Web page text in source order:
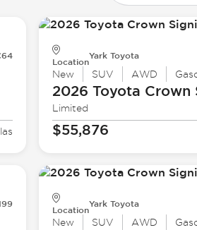
Location
Yark Toyota
New SUV AWD
2026 Toyota Crown
Limited
$55,876
Location
Yark Toyota
New SUV AWD